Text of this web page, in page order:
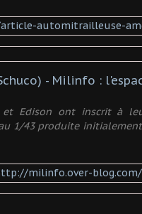
Edison ont inscrit à
1/43 produite
milinfo.over-